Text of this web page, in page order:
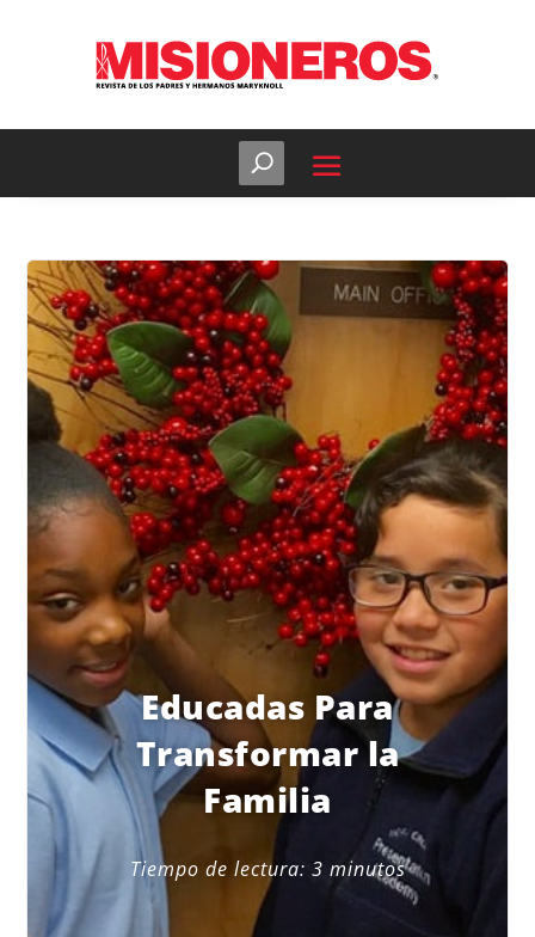
Educadas Para
Transformar la
Familia
Tiempo de lectura: 3 minutos